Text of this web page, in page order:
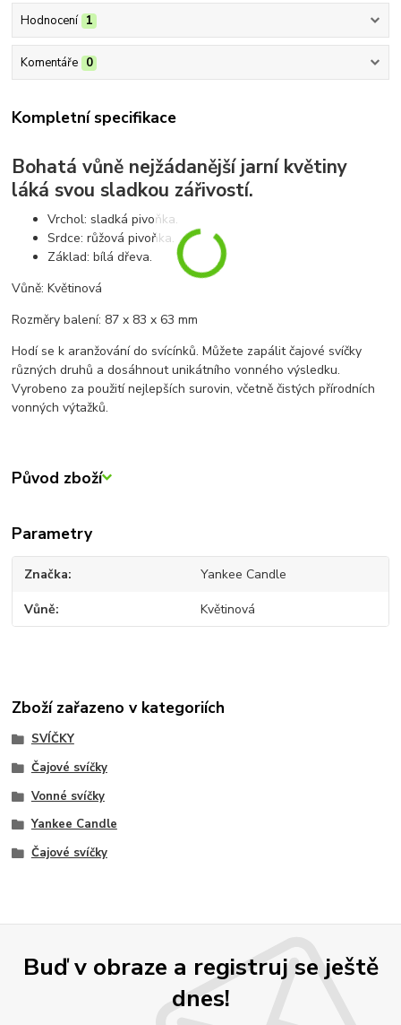
Hodnocení 1
Komentáře 0
Kompletní specifikace
Bohatá vůně nejžádanější jarní květiny
láká svou sladkou zářivostí.
Vrchol: sladká pivoňka.
Srdce: růžová pivoňka.
Základ: bílá dřeva.
Vůně: Květinová
Rozměry balení: 87 x 83 x 63 mm
Hodí se k aranžování do svícínků. Můžete zapálit čajové svíčky
různých druhů a dosáhnout unikátního vonného výsledku.
Vyrobeno za použití nejlepších surovin, včetně čistých přírodních
vonných výtažků.
Původ zboží
Parametry
Značka Yankee Candle
Vůně Květinová
Zboží zařazeno v kategoriích
SVÍČKY
Čajové svíčky
Vonné svíčky
Yankee Candle
Čajové svíčky
Buď v obraze a registruj se ještě
dnes!